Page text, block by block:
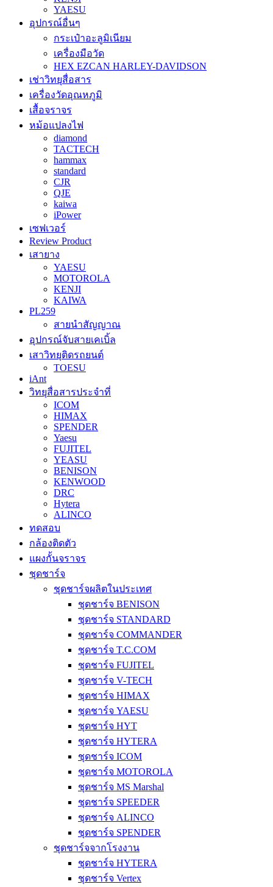
YAESU
อุปกรณ์อื่นๆ
กระเป๋าอะลูมิเนียม
เครื่องมือวัด
HEX EZCAN HARLEY-DAVIDSON
เช่าวิทยุสื่อสาร
เครื่องวัดอุณหภูมิ
เสื้อจราจร
หม้อแปลงไฟ
diamond
TACTECH
hammax
standard
CJR
QJE
kaiwa
iPower
เซฟเวอร์
Review Product
เสายาง
YAESU
MOTOROLA
KENJI
KAIWA
PL259
สายนำสัญญาณ
อุปกรณ์จับสายเคเบิ้ล
เสาวิทยุติดรถยนต์
TOESU
iAnt
วิทยุสื่อสารประจำที่
ICOM
HIMAX
SPENDER
Yaesu
FUJITEL
YEASU
BENISON
KENWOOD
DRC
Hytera
ALINCO
ทดสอบ
กล้องติดตัว
แผงกั้นจราจร
ชุดชาร์จ
ชุดชาร์จผลิตในประเทศ
ชุดชาร์จ BENISON
ชุดชาร์จ STANDARD
ชุดชาร์จ COMMANDER
ชุดชาร์จ T.C.COM
ชุดชาร์จ FUJITEL
ชุดชาร์จ V-TECH
ชุดชาร์จ HIMAX
ชุดชาร์จ YAESU
ชุดชาร์จ HYT
ชุดชาร์จ HYTERA
ชุดชาร์จ ICOM
ชุดชาร์จ MOTOROLA
ชุดชาร์จ MS Marshal
ชุดชาร์จ SPEEDER
ชุดชาร์จ ALINCO
ชุดชาร์จ SPENDER
ชุดชาร์จจากโรงงาน
ชุดชาร์จ HYTERA
ชุดชาร์จ Vertex